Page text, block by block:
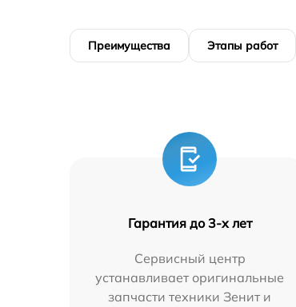
Преимущества Этапы работ
Гарантия до 3-х лет
Сервисный центр
устанавливает оригинальные
запчасти техники Зенит и